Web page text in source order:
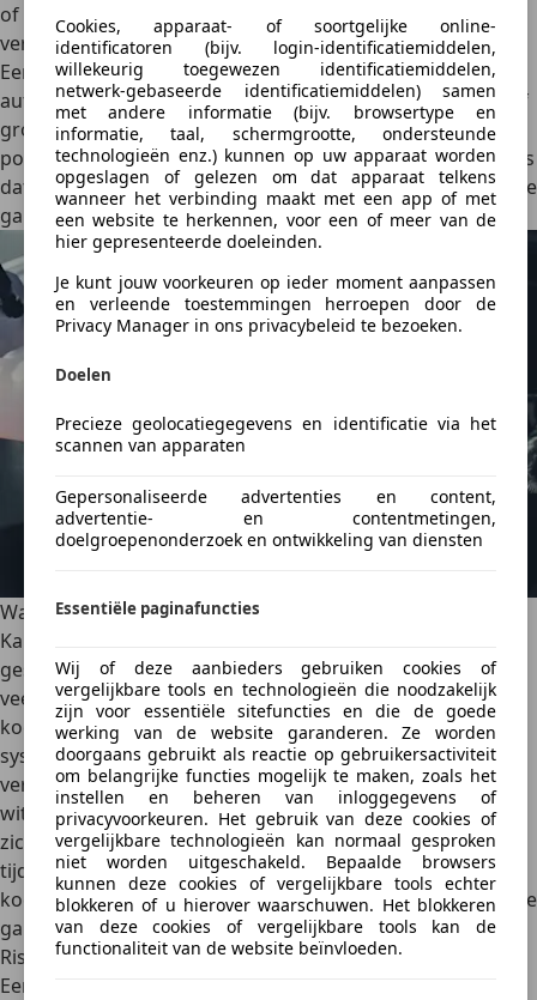
Cookies, apparaat- of soortgelijke online-
identificatoren (bijv. login-identificatiemiddelen,
willekeurig toegewezen identificatiemiddelen,
netwerk-gebaseerde identificatiemiddelen) samen
met andere informatie (bijv. browsertype en
informatie, taal, schermgrootte, ondersteunde
technologieën enz.) kunnen op uw apparaat worden
opgeslagen of gelezen om dat apparaat telkens
wanneer het verbinding maakt met een app of met
een website te herkennen, voor een of meer van de
hier gepresenteerde doeleinden.
Je kunt jouw voorkeuren op ieder moment aanpassen
en verleende toestemmingen herroepen door de
Privacy Manager in ons privacybeleid te bezoeken.
Doelen
Precieze geolocatiegegevens en identificatie via het
scannen van apparaten
Gepersonaliseerde advertenties en content,
advertentie- en contentmetingen,
doelgroepenonderzoek en ontwikkeling van diensten
Essentiële paginafuncties
Wij of deze aanbieders gebruiken cookies of
vergelijkbare tools en technologieën die noodzakelijk
zijn voor essentiële sitefuncties en die de goede
werking van de website garanderen. Ze worden
doorgaans gebruikt als reactie op gebruikersactiviteit
om belangrijke functies mogelijk te maken, zoals het
instellen en beheren van inloggegevens of
privacyvoorkeuren. Het gebruik van deze cookies of
vergelijkbare technologieën kan normaal gesproken
niet worden uitgeschakeld. Bepaalde browsers
kunnen deze cookies of vergelijkbare tools echter
blokkeren of u hierover waarschuwen. Het blokkeren
van deze cookies of vergelijkbare tools kan de
functionaliteit van de website beïnvloeden.
of ruik je een zoetige geur: een teken dat koelvloeistof
verbrandt of lekt.
Een
lekkend systeem laat vaak sporen na. Kijk onder de
auto of je gekleurde vloeistof ziet – meestal roze, blauw of
groen. Bij eendruktest
op het koelsysteem wordt met een
pomp gecontroleerd of het systeem zijn druk vasthoudt. Is
dat niet zo, dan is er een lek. In alle gevallen moet je naar je
garage.
Wat kan er stuk gaan?
Kapotte radiateurslangen, een lekkende
gescheurde radiateur of een defecte thermostaat zijn
veelvoorkomende problemen. Ook de dop van het
koelvloeistofreservoir kan defect zijn, waardoor het
systeem zijn druk verliest. Soms is dekoppakking leken
verbrandt de koelvloeistof mee in de motor – dan komt
witte rook uit de uitlaat en verlies je koelvloeistof zonder
zichtbaar lek. In veel gevallen kun je kleine lekkages
tijdelijk dichtenmet een speciaal afdichtmiddel voor het
koelsysteem. Voor structurele oplossingen moet je naar de
garage.
Risico’s van een koelvloeistoflek
Een koelvloeistoflek kan niet alleen leiden tot